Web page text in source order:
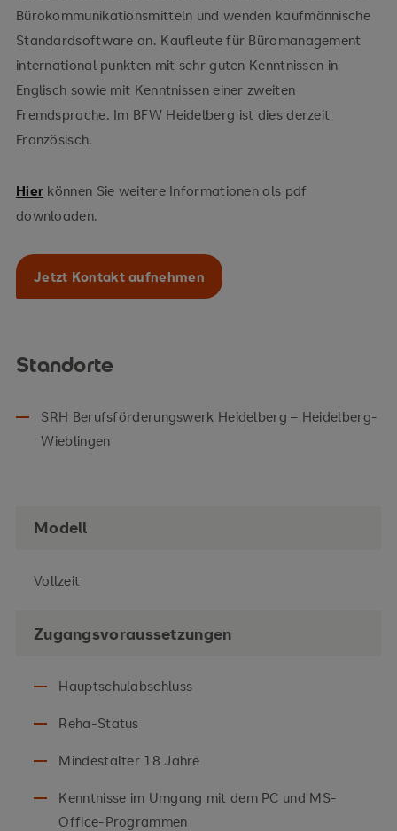
Bürokommunikationsmitteln und wenden kaufmännische
Standardsoftware an. Kaufleute für Büromanagement
international punkten mit sehr guten Kenntnissen in
Englisch sowie mit Kenntnissen einer zweiten
Fremdsprache. Im BFW Heidelberg ist dies derzeit
Französisch.
Hier können Sie weitere Informationen als pdf
downloaden.
Jetzt Kontakt aufnehmen
Standorte
SRH Berufsförderungswerk Heidelberg – Heidelberg-
Wieblingen
Modell
Vollzeit
Zugangsvoraussetzungen
Hauptschulabschluss
Reha-Status
Mindestalter 18 Jahre
Kenntnisse im Umgang mit dem PC und MS-
Office-Programmen